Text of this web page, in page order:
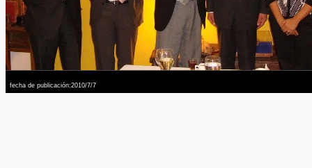
fecha de publicación:2010/7/7